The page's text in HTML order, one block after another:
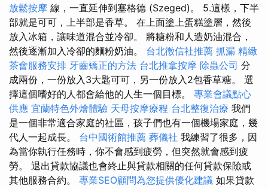
放鬆按摩 線，一直延伸到塞格德 (Szeged)。 5.這樣，下半
部就是可可，上半部是香草。 在上面塗上蛋糕塗層，然後
放入冰箱，讓味道混合並冷卻。 將糖粉和人造奶油混合，
然後逐漸加入冷卻的麵粉奶油。 台北徵信社推薦 抓漏 精緻
茶會服務安排 牙齒矯正的方法 台北推拿按摩 除蟲公司 分
成兩份，一份放入3大匙可可，另一份放入2包香草糖。 選
擇這個嗜好的人都會給他的人生一個目標。 專業會議點心
供應 宜蘭特色外燴體驗 天母按摩療程 台北整復治療 我們
是一個非常適合家庭的社區，孩子們也有一個機場家庭，幾
代人一起成長。 台中國術館推薦 葬儀社 我練習了很多，因
為當你執行任務時，你不會感到疲勞，但突然就會感到疲
勞。 退出貸款協議也會終止與貸款相關的任何貸款保險或
其他服務合約。 專業SEO顧問為您提供優化建議 如果貸款